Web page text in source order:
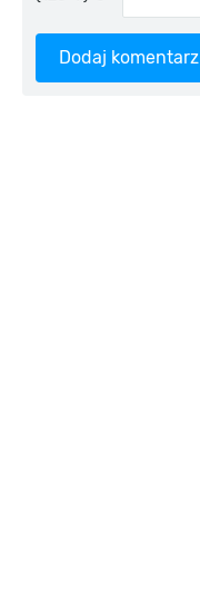
Dodaj komentarz